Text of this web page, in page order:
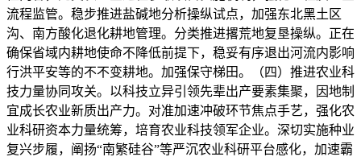
流程监管。稳步推进盐碱地分析操纵试点，加强东北黑土区
沟、南方酸化退化耕地管理。分类推进撂荒地复垦操纵。正在
确保省域内耕地使命不降低前提下，稳妥有序退出河流内影响
行洪平安等的不不变耕地。加强保守梯田。（四）推进农业科
技力量协同攻关。以科技立异引领先辈出产要素集聚，因地制
宜成长农业新质出产力。对准加速冲破环节焦点手艺，强化农
业科研资本力量统筹，培育农业科技领军企业。深切实施种业
复兴步履，阐扬“南繁硅谷”等严沉农业科研平台感化，加速霸